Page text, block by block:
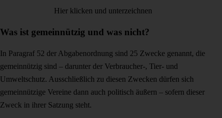
Hier klicken und unterzeichnen
Was ist gemeinnützig und was nicht?
In Paragraf 52 der Abgabenordnung sind 25 Zwecke genannt, die
gemeinnützig sind – darunter der Verbraucher-, Tier- und
Umweltschutz. Ausschließlich zu diesen Zwecken dürfen sich
gemeinnützige Vereine dann auch politisch äußern – sofern dieser
Zweck in ihrer Satzung steht.